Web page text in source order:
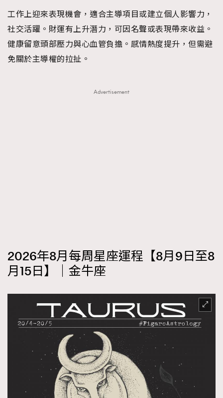
工作上迎來表現機會，適合主導項目或建立個人影響力，
社交活躍。財運有上升潛力，可因名聲或表現帶來收益。
健康留意頭部壓力與心血管負擔。感情熱度提升，但需避
免關於主導權的拉扯。
Advertisement
2026年8月每周星座運程【8月9日至8
月15日】｜金牛座